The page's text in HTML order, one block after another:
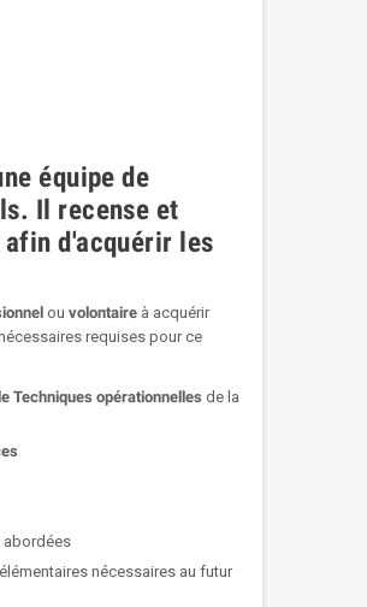
équipe de
Il recense et
d'acquérir les
ou volontaireà acquérir
requises pour ce
Techniques opérationnelles de la
abordées
nécessaires au futur